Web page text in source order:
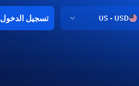
US - USD تسجيل الدخول